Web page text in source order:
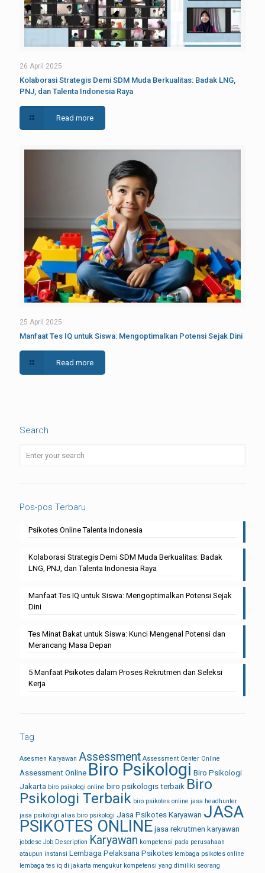
26 April 2025
Kolaborasi Strategis Demi SDM Muda Berkualitas: Badak LNG,
PNJ, dan Talenta Indonesia Raya
Read more
25 April 2025
Manfaat Tes IQ untuk Siswa: Mengoptimalkan Potensi Sejak Dini
Read more
Search
Pos-pos Terbaru
Psikotes Online Talenta Indonesia
Kolaborasi Strategis Demi SDM Muda Berkualitas: Badak
LNG, PNJ, dan Talenta Indonesia Raya
Manfaat Tes IQ untuk Siswa: Mengoptimalkan Potensi Sejak
Dini
Tes Minat Bakat untuk Siswa: Kunci Mengenal Potensi dan
Merancang Masa Depan
5 Manfaat Psikotes dalam Proses Rekrutmen dan Seleksi
Kerja
Tag
Asesmen Karyawan Assessment Assessment Center Online
Assessment Online Biro Psikologi Biro Psikologi
Jakarta biro psikologi online biro psikologis terbaik Biro
Psikologi Terbaik biro psikotes online jasa headhunter
jasa psikologi alias biro psikologi Jasa Psikotes Karyawan JASA
PSIKOTES ONLINE jasa rekrutmen karyawan
jobdesc Job Description Karyawan kompetensi pada perusahaan
ataupun instansi Lembaga Pelaksana Psikotes lembaga psikotes online
lembaga tes iq di jakarta mengukur kompetensi yang dimiliki seorang